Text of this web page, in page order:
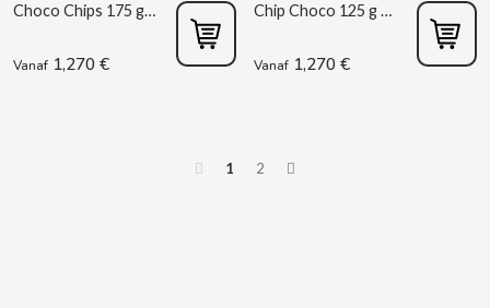
Choco Chips 175 g Gullón prijs 1,50 € vermeld
Vanaf 1,270 €
Chip Choco 125 g Gullón
Vanaf 1,270 €
1 2